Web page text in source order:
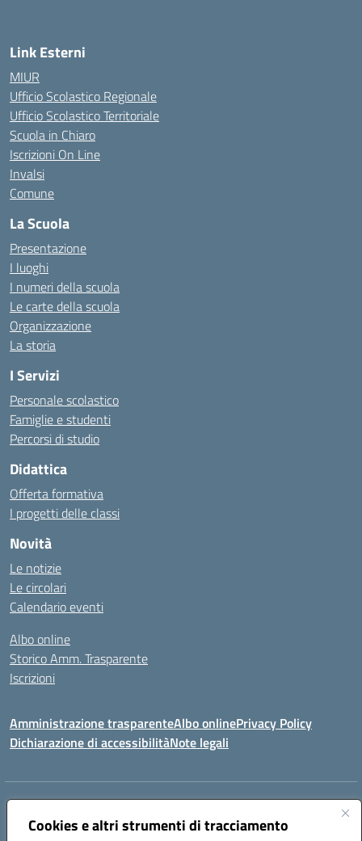
Cookies e altri strumenti di tracciamento
Link Esterni
MIUR
Ufficio Scolastico Regionale
Ufficio Scolastico Territoriale
Scuola in Chiaro
Iscrizioni On Line
Invalsi
Comune
La Scuola
Presentazione
I luoghi
I numeri della scuola
Le carte della scuola
Organizzazione
La storia
I Servizi
Personale scolastico
Famiglie e studenti
Percorsi di studio
Didattica
Offerta formativa
I progetti delle classi
Novità
Le notizie
Le circolari
Calendario eventi
Albo online
Storico Amm. Trasparente
Iscrizioni
Amministrazione trasparenteAlbo onlinePrivacy Policy
Dichiarazione di accessibilitàNote legali
Indirizzo:
Centralino:08561100 Email:peic83100x@istruzione.it